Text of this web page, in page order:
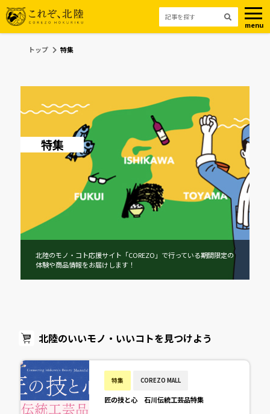
menu
トップ 特集
特集
北陸のモノ・コト応援サイト「COREZO」で行っている期間限定の
体験や商品情報をお届けします！
北陸のいいモノ・いいコトを見つけよう
特集 COREZO MALL
匠の技と心 石川伝統工芸品特集